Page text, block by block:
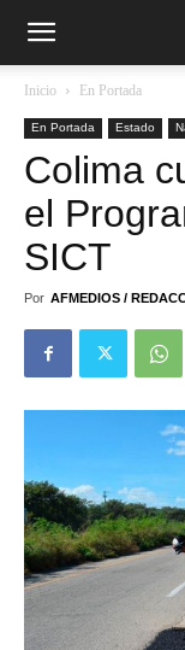
Inicio En Portada
En Portada Estado
Colima
el
SICT
Por AFMEDIOS /